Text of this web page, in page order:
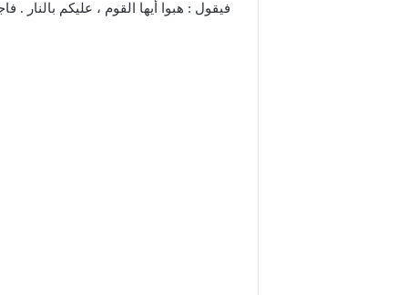
فيقول : هبوا أيها القوم ، عليكم بالنار .